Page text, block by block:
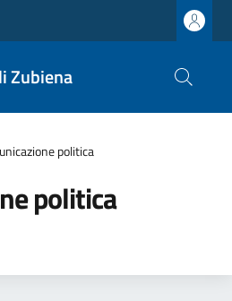
Zubiena
politica
politica